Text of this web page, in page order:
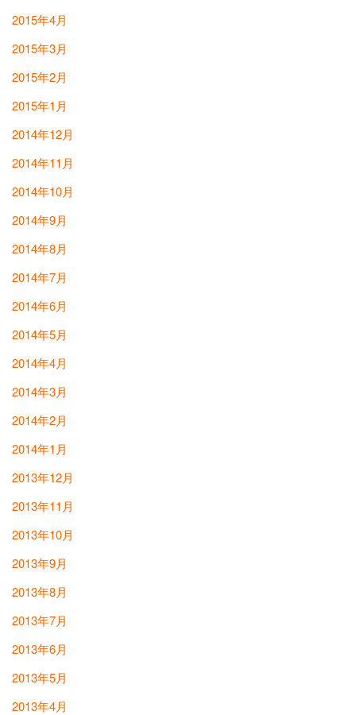
2015年4月
2015年3月
2015年2月
2015年1月
2014年12月
2014年11月
2014年10月
2014年9月
2014年8月
2014年7月
2014年6月
2014年5月
2014年4月
2014年3月
2014年2月
2014年1月
2013年12月
2013年11月
2013年10月
2013年9月
2013年8月
2013年7月
2013年6月
2013年5月
2013年4月